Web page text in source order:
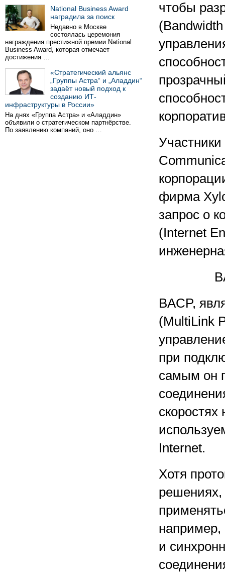
National Business Award
наградила за поиск
Недавно в Москве
состоялась церемония
награждения престижной премии National
Business Award, которая отмечает
достижения …
«Стратегический альянс
„Группы Астра“ и „Аладдин“
задаёт новый подход к
созданию ИТ-
инфраструктуры в России»
На днях «Группа Астра» и «Аладдин»
объявили о стратегическом партнёрстве.
По заявлению компаний, оно …
чтобы
фирма
запрос о
(Internet
BACP,
(MultiLink
при
самым он
скоростях
Internet.
Хотя
решениях,
и